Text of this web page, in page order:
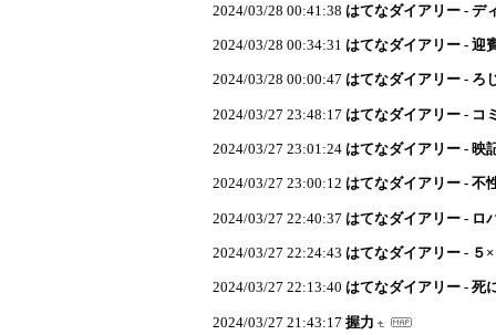
2024/03/28 00:41:38 はてなダイアリー - デ
2024/03/28 00:34:31 はてなダイアリー - 迎
2024/03/28 00:00:47 はてなダイアリー - ろ
2024/03/27 23:48:17 はてなダイアリー - コ
2024/03/27 23:01:24 はてなダイアリー - 映
2024/03/27 23:00:12 はてなダイアリー - 不
2024/03/27 22:40:37 はてなダイアリー - ロ
2024/03/27 22:24:43 はてなダイアリー - ５
2024/03/27 22:13:40 はてなダイアリー - 死
2024/03/27 21:43:17 握力